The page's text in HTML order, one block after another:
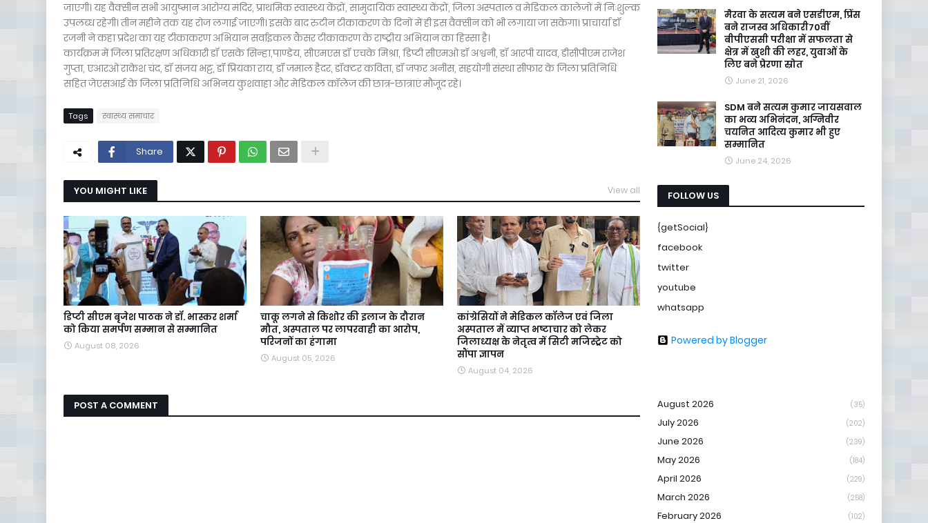
जाएगी। यह वैक्सीन सभी आयुष्मान आरोग्य मंदिर, प्राथमिक स्वास्थ्य केंद्रों, सामुदायिक स्वास्थ्य केंद्रों, जिला अस्पताल व मेडिकल कालेजों में निःशुल्क
उपलब्ध रहेगी। तीन महीने तक यह रोज लगाई जाएगी। इसके बाद रुटीन टीकाकरण के दिनों में ही इस वैक्सीन को भी लगाया जा सकेगा। प्राचार्या डॉ
रजनी ने कहा प्रदेश का यह टीकाकरण अभियान सर्वाइकल कैंसर टीकाकरण के राष्ट्रीय अभियान का हिस्सा है।
कार्यक्रम में जिला प्रतिरक्षण अधिकारी डॉ एसके सिन्हा,पाण्डेय, सीएमएस डॉ एचके मिश्रा, डिप्टी सीएमओ डॉ अश्वनी, डॉ आरपी यादव, डीसीपीएम राजेश
गुप्ता, एआरओ राकेश चंद, डॉ संजय भट्ट, डॉ प्रियंका राय, डॉ जमाल हैदर, डॉक्टर कविता, डॉ जफर अनीस, सहयोगी संस्था सीफार के जिला प्रतिनिधि
सहित जेएसआई के जिला प्रतिनिधि अभिनय कुशवाहा और मेडिकल कॉलेज की छात्र-छात्राएं मौजूद रहे।
Tags स्वास्थ्य समाचार
Share
YOU MIGHT LIKE View all
डिप्टी सीएम बृजेश पाठक ने डॉ. भास्कर शर्मा
को किया समर्पण सम्मान से सम्मानित
August 08, 2026
चाकू लगने से किशोर की इलाज के दौरान
मौत, अस्पताल पर लापरवाही का आरोप,
परिजनों का हंगामा
August 05, 2026
कांग्रेसियों ने मेडिकल कॉलेज एवं जिला
अस्पताल में व्याप्त भष्टाचार को लेकर
जिलाध्यक्ष के नेतृत्व में सिटी मजिस्ट्रेट को
सौंपा ज्ञापन
August 04, 2026
POST A COMMENT
मैरवा के सत्यम बने एसडीएम, प्रिंस
बने राजस्व अधिकारी70वीं
बीपीएससी परीक्षा में सफलता से
क्षेत्र में खुशी की लहर, युवाओं के
लिए बने प्रेरणा स्रोत
June 21, 2026
SDM बने सत्यम कुमार जायसवाल
का भव्य अभिनंदन, अग्निवीर
चयनित आदित्य कुमार भी हुए
सम्मानित
June 24, 2026
FOLLOW US
{getSocial}
facebook
twitter
youtube
whatsapp
Powered by Blogger
August 2026 (35)
July 2026 (202)
June 2026 (239)
May 2026 (184)
April 2026 (229)
March 2026 (258)
February 2026 (102)